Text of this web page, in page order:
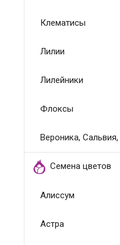
Клематисы
Лилии
Лилейники
Флоксы
Вероника, Сальвия,
Семена цветов
Алиссум
Астра